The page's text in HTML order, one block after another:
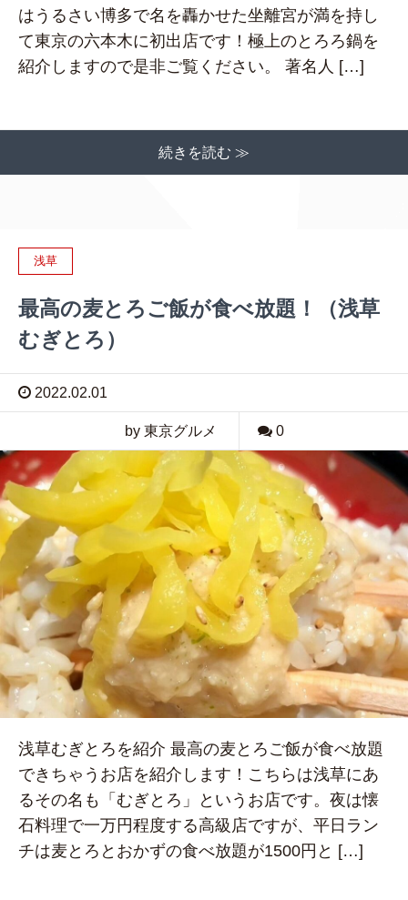
はうるさい博多で名を轟かせた坐離宮が満を持し
て東京の六本木に初出店です！極上のとろろ鍋を
紹介しますので是非ご覧ください。 著名人 […]
続きを読む ≫
浅草
最高の麦とろご飯が食べ放題！（浅草
むぎとろ）
2022.02.01
by 東京グルメ 0
浅草むぎとろを紹介 最高の麦とろご飯が食べ放題
できちゃうお店を紹介します！こちらは浅草にあ
るその名も「むぎとろ」というお店です。夜は懐
石料理で一万円程度する高級店ですが、平日ラン
チは麦とろとおかずの食べ放題が1500円と […]